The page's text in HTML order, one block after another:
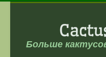
Больше